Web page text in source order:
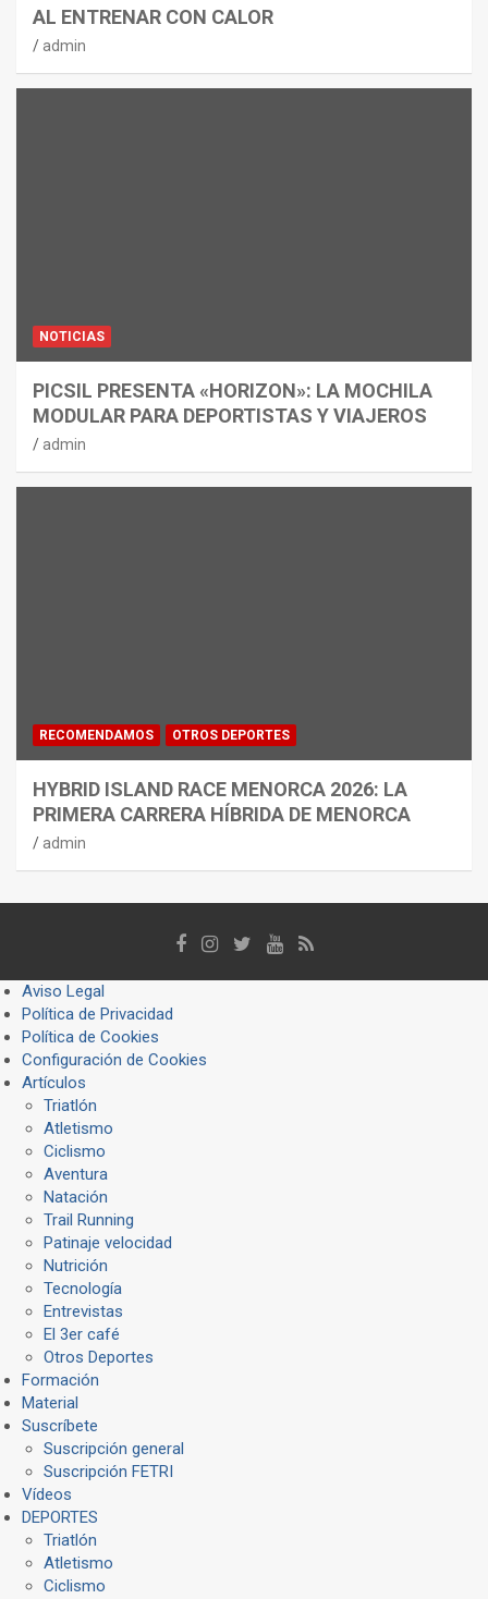
AL ENTRENAR CON CALOR
admin
NOTICIAS
PICSIL PRESENTA «HORIZON»: LA MOCHILA
MODULAR PARA DEPORTISTAS Y VIAJEROS
admin
RECOMENDAMOS OTROS DEPORTES
HYBRID ISLAND RACE MENORCA 2026: LA
PRIMERA CARRERA HÍBRIDA DE MENORCA
admin
Aviso Legal
Política de Privacidad
Política de Cookies
Configuración de Cookies
Artículos
Triatlón
Atletismo
Ciclismo
Aventura
Natación
Trail Running
Patinaje velocidad
Nutrición
Tecnología
Entrevistas
El 3er café
Otros Deportes
Formación
Material
Suscríbete
Suscripción general
Suscripción FETRI
Vídeos
DEPORTES
Triatlón
Atletismo
Ciclismo